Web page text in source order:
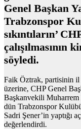
Genel Başkan
Trabzonspor
sıkıntıların’
çalışılmasının
söyledi.
Faik Öztrak, partisinin il
üzerine, CHP Genel
Başkanvekili
dün Trabzonspor
Sadri Şener’in yaptığı
değerlendirdi.